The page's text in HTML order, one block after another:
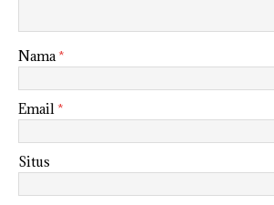
Nama*
Email *
Situs